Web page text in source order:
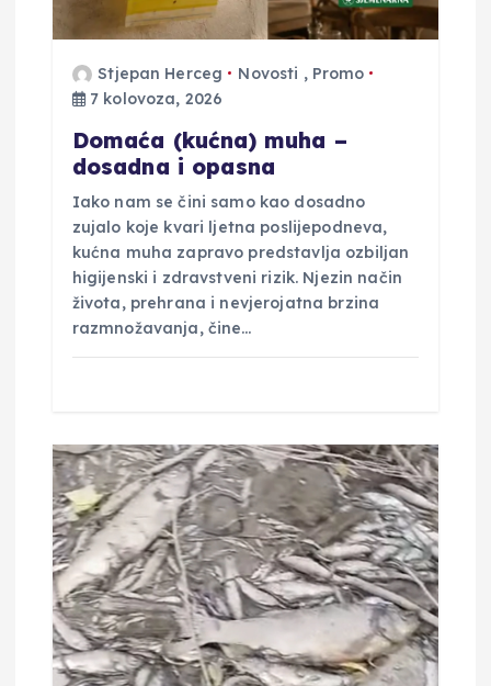
a
Stjepan Herceg Novosti , Promo
7 kolovoza, 2026
Domaća (kućna) muha –
dosadna i opasna
Iako nam se čini samo kao dosadno
zujalo koje kvari ljetna poslijepodneva,
kućna muha zapravo predstavlja ozbiljan
higijenski i zdravstveni rizik. Njezin način
života, prehrana i nevjerojatna brzina
razmnožavanja, čine…